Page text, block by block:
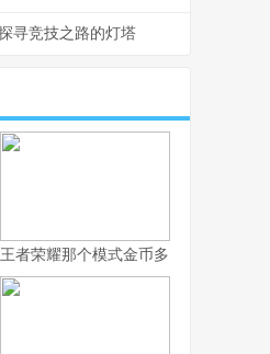
寻竞技之路的灯塔
冷静瞄准与节奏掌控的艺术，副标题
王者荣耀那个模式金币多，揭秘高效积